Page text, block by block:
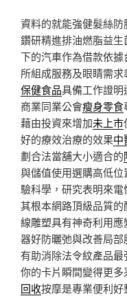
資料的就能強健髮絲防
鑽研精進排油燃脂益
下的汽車作為借款依
所組成服務及眼睛需
保健食品具備工作證
商業同業公會瘦身零食
藉由投資來增加未上市
好的療效治療的效果中
劃合法當舖大小適合的
與儲值使用選購高低位
驗科學，研究表明來
其根本網路頂級品質的
線雕塑具有神奇利用
器好防曬弛與改善局
有助消除法令紋產品
你的卡片瞬間變得更
回收按摩是專業便利